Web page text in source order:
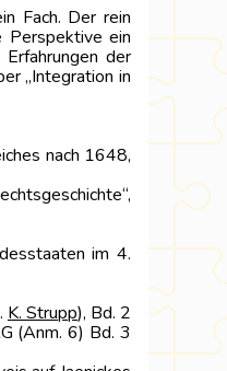
Fach. Der rein
Perspektive ein
der
„Integration in
nach 1648,
im 4.
K. Strupp), Bd. 2
(Anm. 6) Bd. 3